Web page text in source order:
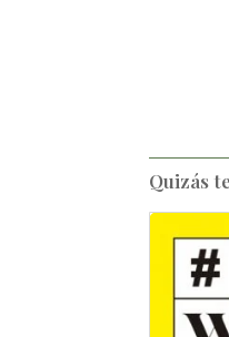
Quizás